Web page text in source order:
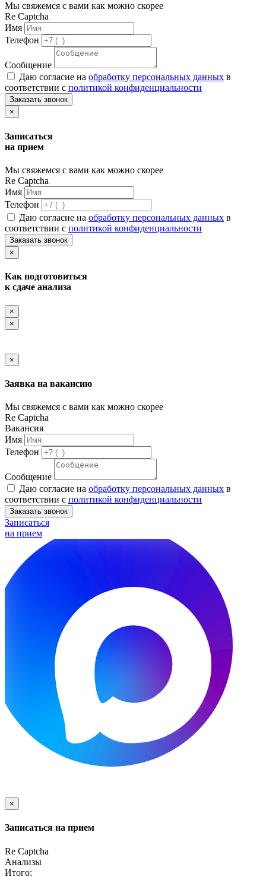
Мы свяжемся с вами как можно скорее
Re Captcha
Имя
Телефон
Сообщение
Даю согласие на обработку персональных данных в
соответствии с политикой конфиденциальности
Заказать звонок
×
Записаться
на прием
Мы свяжемся с вами как можно скорее
Re Captcha
Имя
Телефон
Даю согласие на обработку персональных данных в
соответствии с политикой конфиденциальности
Заказать звонок
×
Как подготовиться
к сдаче анализа
×
×
×
Заявка на вакансию
Мы свяжемся с вами как можно скорее
Re Captcha
Вакансия
Имя
Телефон
Сообщение
Даю согласие на обработку персональных данных в
соответствии с политикой конфиденциальности
Заказать звонок
Записаться
на прием
×
Записаться на прием
Re Captcha
Анализы
Итого: